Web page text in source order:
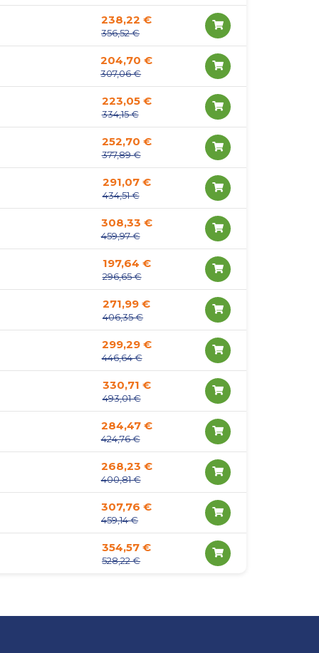
238,22 €
356,52 €
204,70 €
307,06 €
223,05 €
334,15 €
252,70 €
377,89 €
291,07 €
434,51 €
308,33 €
459,97 €
197,64 €
296,65 €
271,99 €
406,35 €
299,29 €
446,64 €
330,71 €
493,01 €
284,47 €
424,76 €
268,23 €
400,81 €
307,76 €
459,14 €
354,57 €
528,22 €